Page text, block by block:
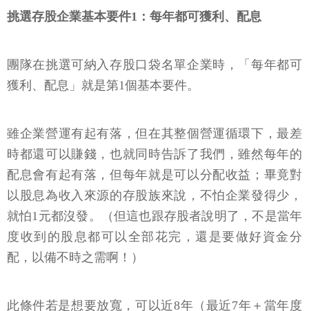
挑選存股企業基本要件1：每年都可獲利、配息
團隊在挑選可納入存股口袋名單企業時，「每年都可
獲利、配息」就是第1個基本要件。
雖企業營運有起有落，但在其整個營運循環下，最差
時都還可以賺錢，也就同時告訴了我們，雖然每年的
配息會有起有落，但每年就是可以分配收益；畢竟對
以股息為收入來源的存股族來說，不怕企業發得少，
就怕1元都沒發。（但這也跟存股者說明了，不是當年
度收到的股息都可以全部花完，還是要做好資金分
配，以備不時之需啊！）
此條件若是想要放寬，可以近8年（最近7年＋當年度